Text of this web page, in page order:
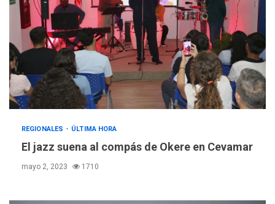
REGIONALES ÚLTIMA HORA
El jazz suena al compás de Okere en Cevamar
mayo 2, 2023 1710